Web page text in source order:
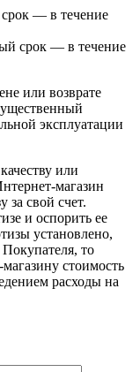
— в течение
срок — в течение
или возврате
эксплуатации
или
магазин
за свой счет.
и оспорить ее
установлено,
то
стоимость
расходы на